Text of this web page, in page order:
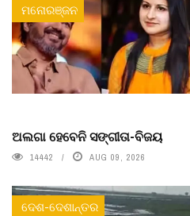
ମନୋରଞ୍ଜନ
ଅଲଗା ହେବେନି ସଙ୍ଗୀତା-ବିଜୟ
14442 AUG 09, 2026
ଦେଶ-ଦେଶାନ୍ତର